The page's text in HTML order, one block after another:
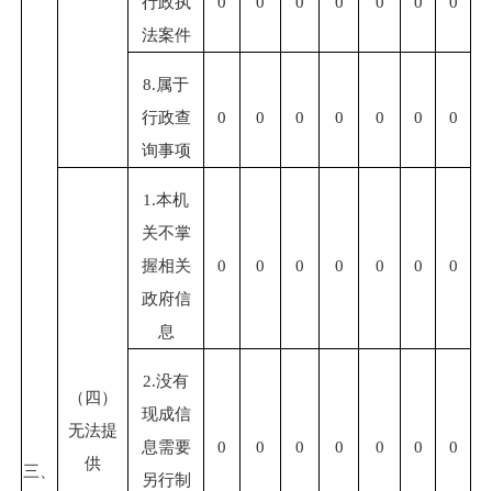
三、
法案件
8.属于
行政查
询事项
0 0 0 0 0 0 0
（四）
无法提
供
1.本机
关不掌
握相关
政府信
息
0 0 0 0 0 0 0
2.没有
现成信
息需要
另行制
0 0 0 0 0 0 0